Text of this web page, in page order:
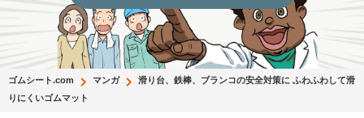
ゴムシート.com マンガ
滑り台、鉄棒、ブランコの安全対策に ふわふわして滑
りにくいゴムマット